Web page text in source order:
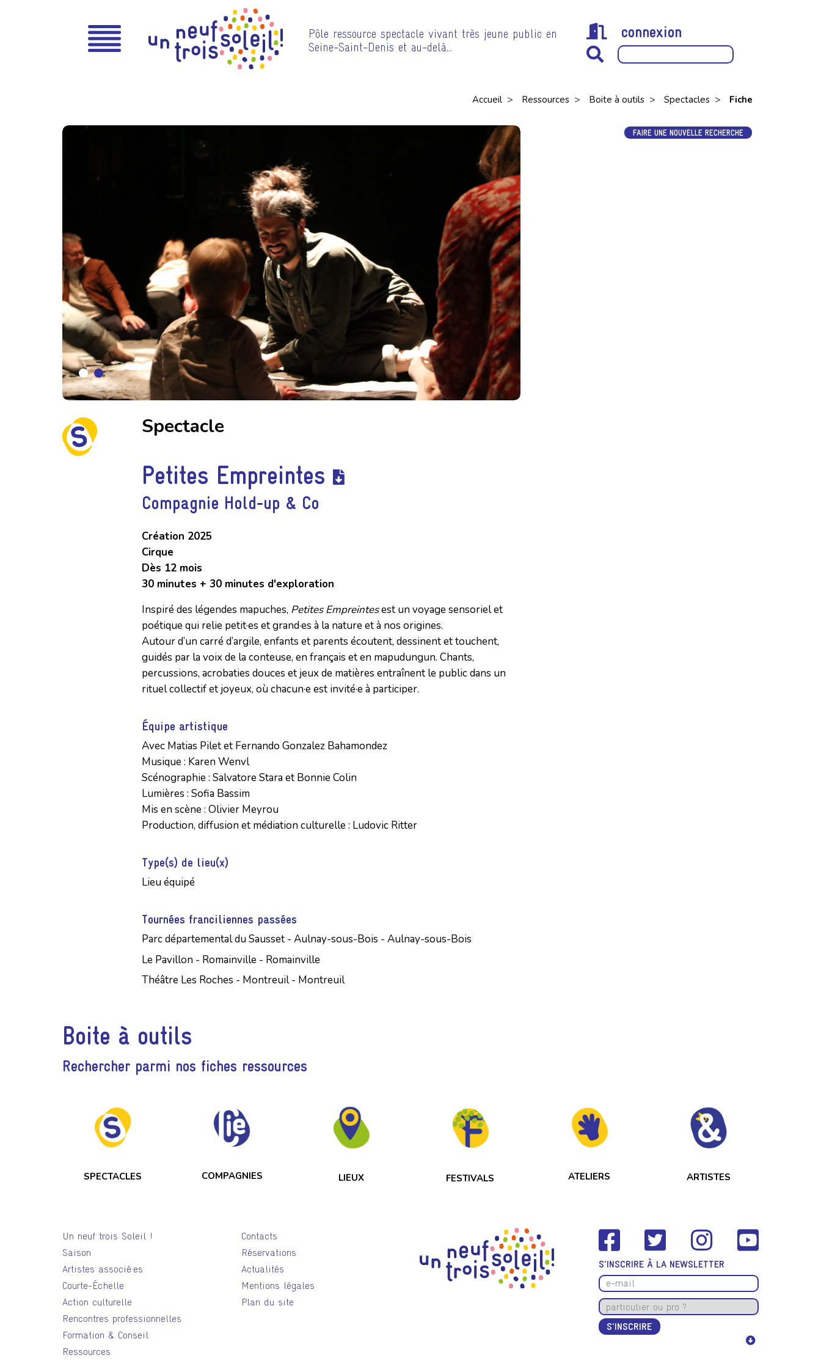
Pôle ressource spectacle vivant très jeune public en
Seine-Saint-Denis et au-delà…
connexion
Accueil > Ressources > Boite à outils > Spectacles > Fiche
Spectacle
Petites Empreintes
Compagnie Hold-up & Co
Création 2025
Cirque
Dès 12 mois
30 minutes + 30 minutes d'exploration
Inspiré des légendes mapuches, Petites Empreintesest un voyage sensoriel et
poétique qui relie petit·es et grand·es à la nature et à nos origines.
Autour d’un carré d’argile, enfants et parents écoutent, dessinent et touchent,
guidés par la voix de la conteuse, en français et en mapudungun. Chants,
percussions, acrobaties douces et jeux de matières entraînent le public dans un
rituel collectif et joyeux, où chacun·e est invité·e à participer.
Équipe artistique
Avec Matias Pilet et Fernando Gonzalez Bahamondez
Musique : Karen Wenvl
Scénographie : Salvatore Stara et Bonnie Colin
Lumières : Sofia Bassim
Mis en scène : Olivier Meyrou
Production, diffusion et médiation culturelle : Ludovic Ritter
Type(s) de lieu(x)
Lieu équipé
Tournées franciliennes passées
Parc départemental du Sausset - Aulnay-sous-Bois - Aulnay-sous-Bois
Le Pavillon - Romainville - Romainville
Théâtre Les Roches - Montreuil - Montreuil
FAIRE UNE NOUVELLE RECHERCHE
Boite à outils
Rechercher parmi nos fiches ressources
SPECTACLES COMPAGNIES LIEUX FESTIVALS ATELIERS ARTISTES
Un neuf trois Soleil !
Saison
Artistes associé·es
Courte-Échelle
Action culturelle
Rencontres professionnelles
Formation & Conseil
Ressources
Contacts
Réservations
Actualités
Mentions légales
Plan du site
S'INSCRIRE À LA NEWSLETTER
S'INSCRIRE